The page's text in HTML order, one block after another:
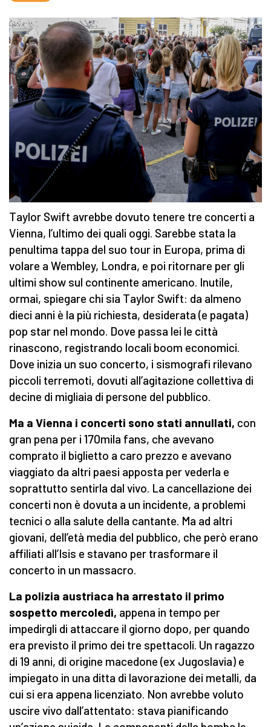
Taylor Swift avrebbe dovuto tenere tre concerti a
Vienna, l’ultimo dei quali oggi. Sarebbe stata la
penultima tappa del suo tour in Europa, prima di
volare a Wembley, Londra, e poi ritornare per gli
ultimi show sul continente americano. Inutile,
ormai, spiegare chi sia Taylor Swift: da almeno
dieci anni è la più richiesta, desiderata (e pagata)
pop star nel mondo. Dove passa lei le città
rinascono, registrando locali boom economici.
Dove inizia un suo concerto, i sismografi rilevano
piccoli terremoti, dovuti all’agitazione collettiva di
decine di migliaia di persone del pubblico.
Ma a Vienna i concerti sono stati annullati, con
gran pena per i 170mila fans, che avevano
comprato il biglietto a caro prezzo e avevano
viaggiato da altri paesi apposta per vederla e
soprattutto sentirla dal vivo. La cancellazione dei
concerti non è dovuta a un incidente, a problemi
tecnici o alla salute della cantante. Ma ad altri
giovani, dell’età media del pubblico, che però erano
affiliati all’Isis e stavano per trasformare il
concerto in un massacro.
La polizia austriaca ha arrestato il primo
sospetto mercoledì, appena in tempo per
impedirgli di attaccare il giorno dopo, per quando
era previsto il primo dei tre spettacoli. Un ragazzo
di 19 anni, di origine macedone (ex Jugoslavia) e
impiegato in una ditta di lavorazione dei metalli, da
cui si era appena licenziato. Non avrebbe voluto
uscire vivo dall’attentato: stava pianificando